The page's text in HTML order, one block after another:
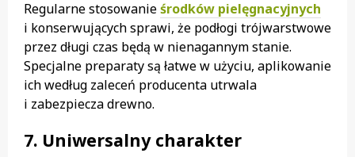
Regularne stosowanieśrodków pielęgnacyjnych
i konserwujących sprawi, że podłogi trójwarstwowe
przez długi czas będą w nienagannym stanie.
Specjalne preparaty są łatwe w użyciu, aplikowanie
ich według zaleceń producenta utrwala
i zabezpiecza drewno.
7. Uniwersalny charakter